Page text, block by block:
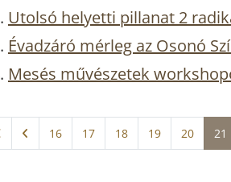
Utolsó helyetti pillanat 2
Évadzáró mérleg az Osonó
Mesés művészetek
16 17 18 19 20 21